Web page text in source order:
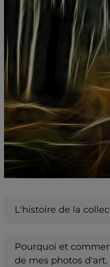
L'histoire de la
Pourquoi et
de mes photos d'art.